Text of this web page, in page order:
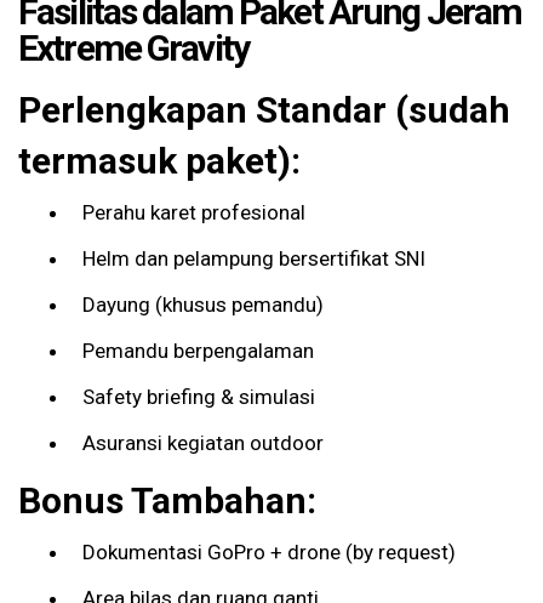
Fasilitas dalam Paket Arung Jeram
Extreme Gravity
Perlengkapan Standar (sudah
termasuk paket):
Perahu karet profesional
Helm dan pelampung bersertifikat SNI
Dayung (khusus pemandu)
Pemandu berpengalaman
Safety briefing & simulasi
Asuransi kegiatan outdoor
Bonus Tambahan:
Dokumentasi GoPro + drone (by request)